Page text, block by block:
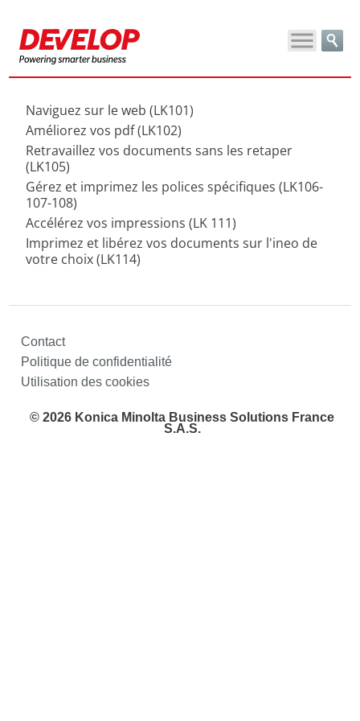
Naviguez sur le web (LK101)
Améliorez vos pdf (LK102)
Retravaillez vos documents sans les retaper
(LK105)
Gérez et imprimez les polices spécifiques (LK106-
107-108)
Accélérez vos impressions (LK 111)
Imprimez et libérez vos documents sur l'ineo de
votre choix (LK114)
Contact
Politique de confidentialité
Utilisation des cookies
© 2026 Konica Minolta Business Solutions France
S.A.S.